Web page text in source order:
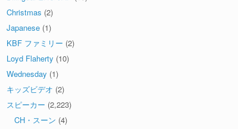
Christmas (2)
Japanese (1)
KBF ファミリー (2)
Loyd Flaherty (10)
Wednesday (1)
キッズビデオ (2)
スピーカー (2,223)
CH・スーン (4)